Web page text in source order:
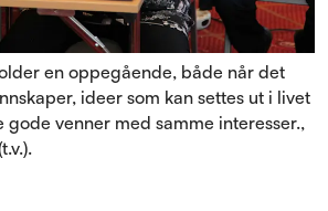
en oppegående, både når det
ideer som kan settes ut i livet
gode venner med samme interesser.,